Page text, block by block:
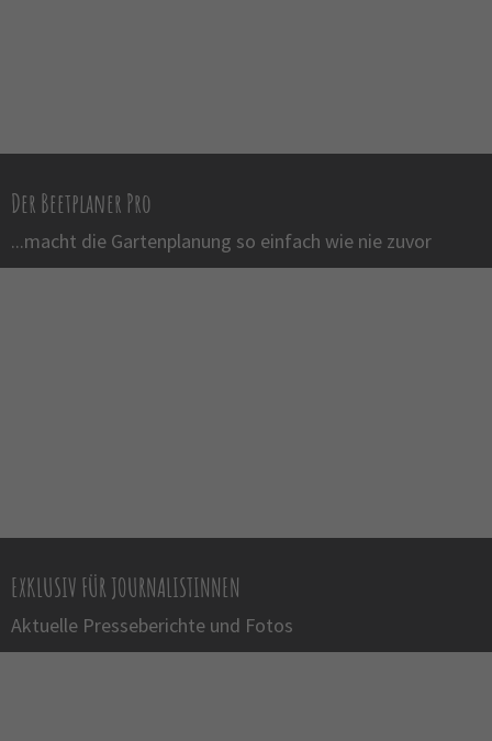
Der Beetplaner Pro
...macht die Gartenplanung so einfach wie nie zuvor
EXKLUSIV FÜR JOURNALISTINNEN
Aktuelle Presseberichte und Fotos